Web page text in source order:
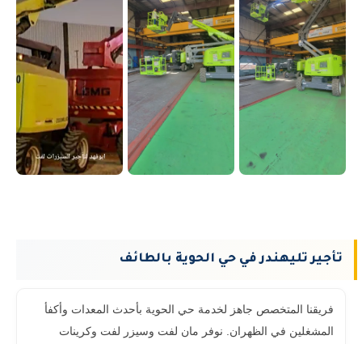
تأجير تليهندر في حي الحوية بالطائف
فريقنا المتخصص جاهز لخدمة حي الحوية بأحدث المعدات وأكفأ
المشغلين في الظهران. نوفر مان لفت وسيزر لفت وكرينات